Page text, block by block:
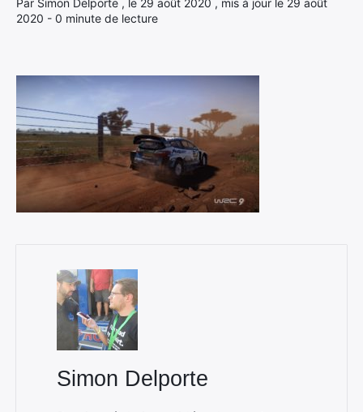
Par Simon Delporte , le 29 août 2020 , mis à jour le 29 août
2020 - 0 minute de lecture
Simon Delporte